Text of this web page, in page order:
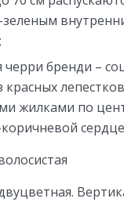
черри бренди –
красных
жилками по